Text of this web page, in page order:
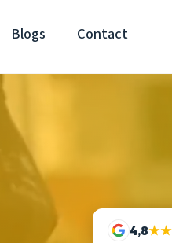
Blogs Contact
4,8